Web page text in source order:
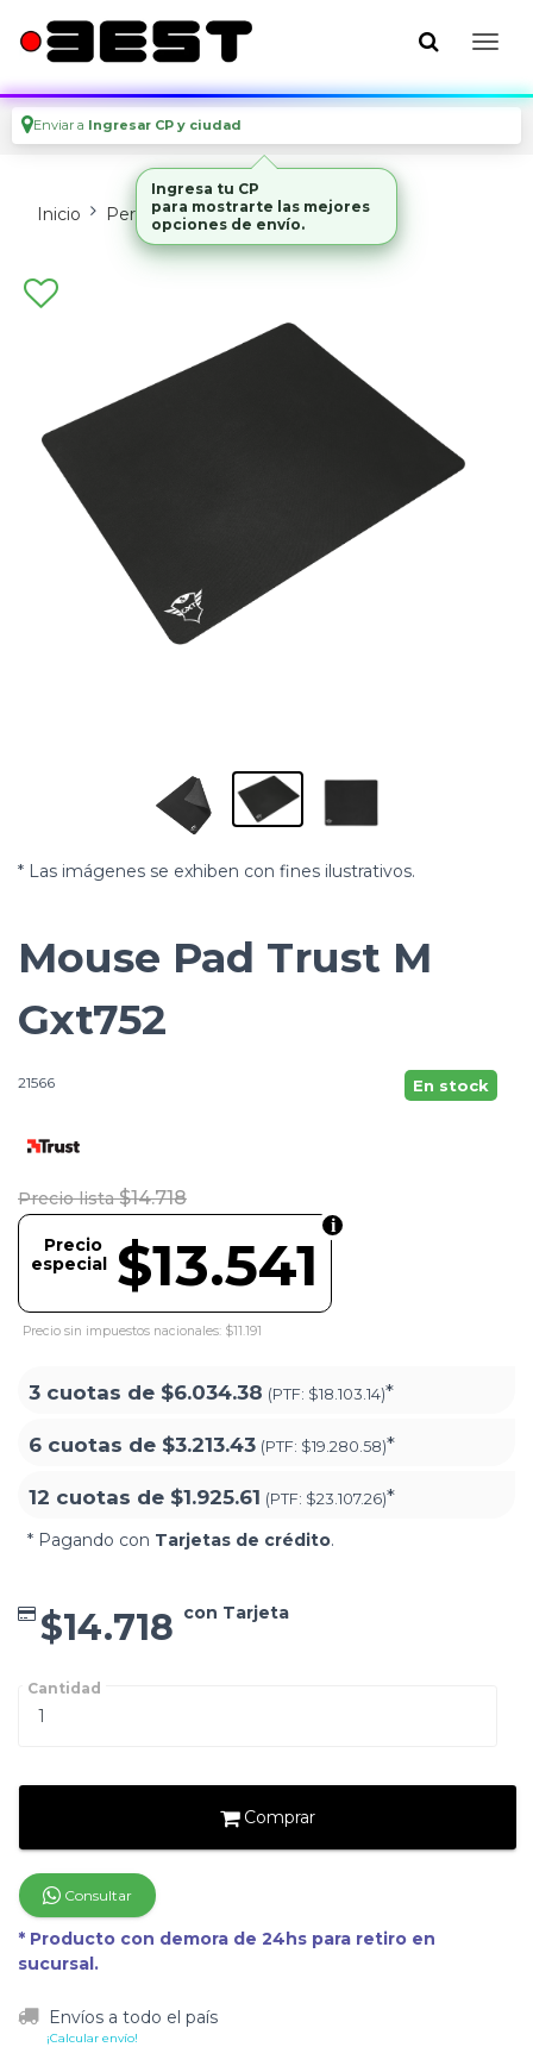
Enviar a Ingresar CP y ciudad
Inicio Perifericos Mouses Y Pads
* Las imágenes se exhiben con fines ilustrativos.
Mouse Pad Trust M
Gxt752
21566 En stock
Precio lista $14.718
$13.541
Precio
especial
Precio sin impuestos nacionales: $11.191
3 cuotas de $6.034.38 (PTF: $18.103.14)*
6 cuotas de $3.213.43 (PTF: $19.280.58)*
12 cuotas de $1.925.61 (PTF: $23.107.26)*
* Pagando con Tarjetas de crédito.
$14.718 con Tarjeta
Cantidad
Comprar
Consultar
* Producto con demora de 24hs para retiro en
sucursal.
Envíos a todo el país
¡Calcular envío!
Ingresa tu CP
para mostrarte las mejores
opciones de envío.